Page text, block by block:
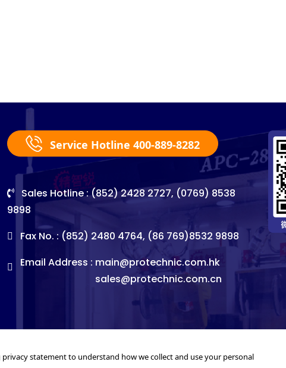
Service Hotline 400-889-8282
Sales Hotline : (852) 2428 2727, (0769) 8538
9898
Fax No. : (852) 2480 4764, (86 769)8532 9898
Email Address : main@protechnic.com.hk
sales@protechnic.com.cn
statement to understand how we collect and use your personal